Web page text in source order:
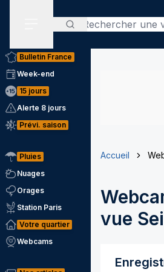
Rechercher
Bulletin France
Week-end
15 jours
Alerte 8 jours
Prévi. saison
Pluies
Nuages
Orages
Station Paris
Votre quartier
Webcams
Accueil
vue